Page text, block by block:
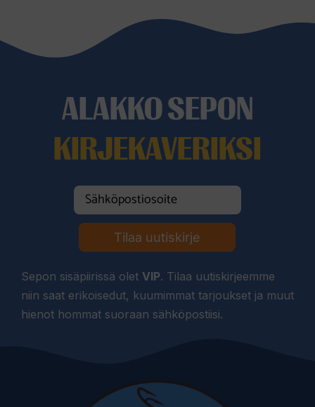
ALAKKO SEPON
KIRJEKAVERIKSI
Tilaa uutiskirje
Sepon sisäpiirissä olet VIP. Tilaa uutiskirjeemme
niin saat erikoisedut, kuumimmat tarjoukset ja muut
hienot hommat suoraan sähköpostiisi.